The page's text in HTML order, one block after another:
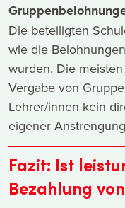
Die beteiligten
wie die
wurden. Die
Vergabe von
Lehrer/innen kein
eigener
Fazit: Ist
Bezahlung